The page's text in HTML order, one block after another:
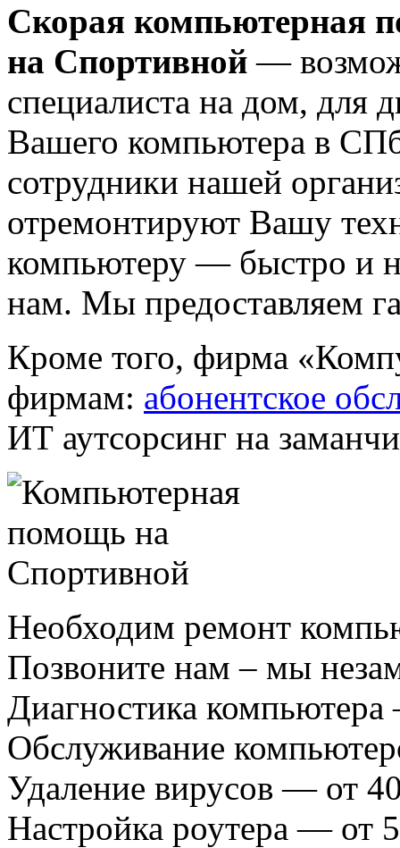
Скорая компьютерная
на Спортивной —
специалиста на дом, для
Вашего компьютера в
сотрудники нашей
отремонтируют Вашу
компьютеру — быстро и
нам. Мы предоставляем
Кроме того, фирма
фирмам: абонентское
ИТ аутсорсинг на
Необходим ремонт
Позвоните нам – мы
Диагностика
Обслуживание
Удаление вирусов — от
Настройка роутера — от